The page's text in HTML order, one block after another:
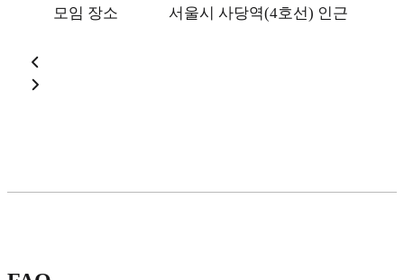
모임 장소 서울시 사당역(4호선) 인근